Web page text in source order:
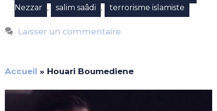
Nezzar , salim saâdi , terrorisme islamiste
Laisser un commentaire
Accueil » Houari Boumediene